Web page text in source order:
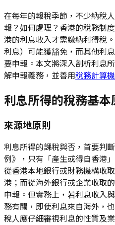
在每年的報稅季節，不少納稅
報？如何處理？香港的稅務制
港的利息收入才需繳納利得稅
利息）可能獲豁免，而其他利
要申報。本文將深入剖析利息
解申報義務，並善用稅務計算機
利息所得的稅務基本
來源地原則
利息所得的課稅與否，首要判
例》，只有「產生或得自香港
從香港本地銀行或財務機構收
港；而從海外銀行或企業收取
申報。但實務上，若利息收入
務有關，即使利息來自海外，
稅人應仔細審視利息的性質及